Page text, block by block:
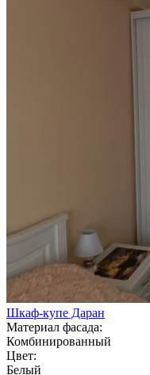
Шкаф-купе Даран
Материал фасада:
Комбинированный
Цвет:
Белый